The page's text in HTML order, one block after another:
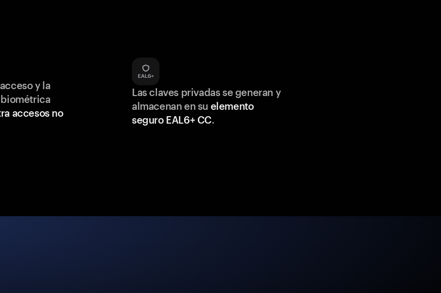
y la
accesos no
Las claves privadas se generan y
almacenan en su elemento
seguro EAL6+ CC.